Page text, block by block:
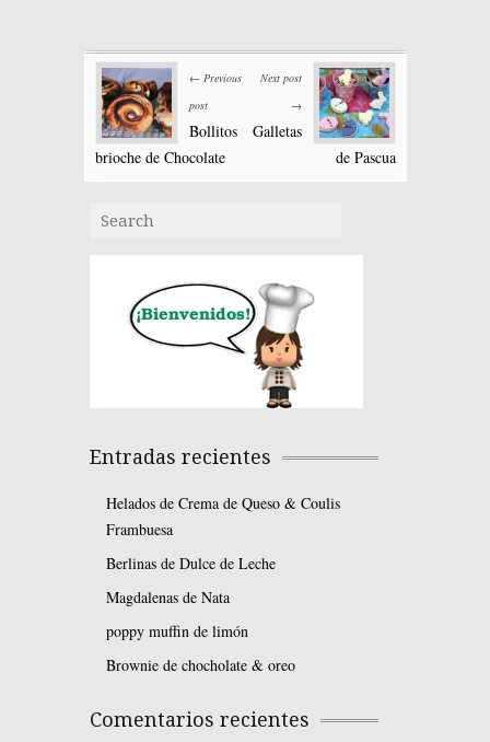
← Previous
post
Bollitos
brioche de Chocolate
Next post
→
Galletas
de Pascua
Entradas recientes
Helados de Crema de Queso & Coulis
Frambuesa
Berlinas de Dulce de Leche
Magdalenas de Nata
poppy muffin de limón
Brownie de chocholate & oreo
Comentarios recientes